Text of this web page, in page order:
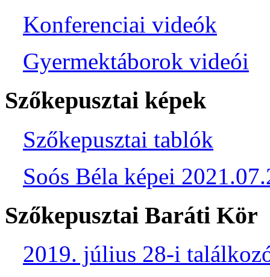
Konferenciai videók
Gyermektáborok videói
Szőkepusztai képek
Szőkepusztai tablók
Soós Béla képei
Szőkepusztai Baráti Kör
2019. július 28-i